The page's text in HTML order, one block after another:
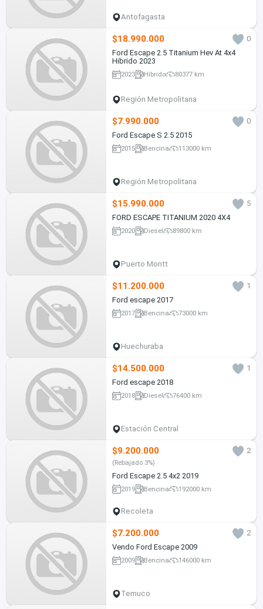
Antofagasta
$18.990.000
0
Ford Escape 2.5 Titanium Hev At 4x4
Hibrido 2023
2023 Híbrido 80377 km
Región Metropolitana
$7.990.000
0
Ford Escape S 2.5 2015
2015 Bencina 113000 km
Región Metropolitana
$15.990.000
5
FORD ESCAPE TITANIUM 2020 4X4
2020 Diesel 89800 km
Puerto Montt
$11.200.000
1
Ford escape 2017
2017 Bencina 73000 km
Huechuraba
$14.500.000
1
Ford escape 2018
2018 Diesel 76400 km
Estación Central
$9.200.000 2
(Rebajado 3%)
Ford Escape 2.5 4x2 2019
2019 Bencina 192000 km
Recoleta
$7.200.000
2
Vendo Ford Escape 2009
2009 Bencina 146000 km
Temuco